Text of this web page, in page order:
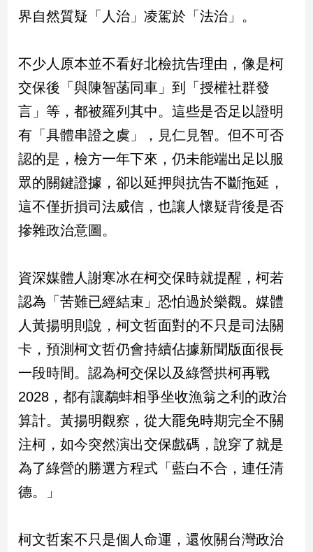
樂
娛
星
聞
流
行/
時
追
星
生
活
建
築/
內
設
計
旅
遊/
食
星
理
界自然質疑「人治」凌駕於「法治」。
不少人原本並不看好北檢抗告理由，像是柯
交保後「與陳智菡同車」到「授權社群發
言」等，都被羅列其中。這些是否足以證明
有「具體串證之虞」，見仁見智。但不可否
認的是，檢方一年下來，仍未能端出足以服
眾的關鍵證據，卻以延押與抗告不斷拖延，
這不僅折損司法威信，也讓人懷疑背後是否
摻雜政治意圖。
資深媒體人謝寒冰在柯交保時就提醒，柯若
認為「苦難已經結束」恐怕過於樂觀。媒體
人黃揚明則說，柯文哲面對的不只是司法關
卡，預測柯文哲仍會持續佔據新聞版面很長
一段時間。認為柯交保以及綠營拱柯再戰
2028，都有讓鷸蚌相爭坐收漁翁之利的政治
算計。黃揚明觀察，從大罷免時期完全不關
注柯，如今突然演出交保戲碼，說穿了就是
為了綠營的勝選方程式「藍白不合，連任清
德。」
柯文哲案不只是個人命運，還攸關台灣政治